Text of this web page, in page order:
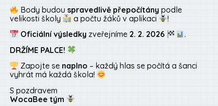
Body budou spravedlivě přepočítány podle
velikosti školy
a počtu žáků v aplikaci
!
Oficiální výsledky zveřejníme 2. 2. 2026
.
DRŽÍME PALCE!
Zapojte se naplno – každý hlas se počítá a šanci
vyhrát má každá škola!
S pozdravem
WocaBee tým